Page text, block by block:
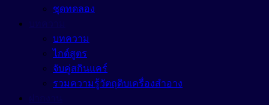
ชุดทดลอง
บทความ
ไกด์สูตร
จับคู่สกินแคร์
รวมความรู้วัตถุดิบเครื่องสำอาง